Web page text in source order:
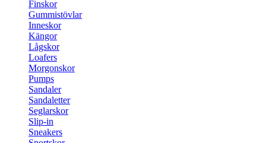
Finskor
Gummistövlar
Inneskor
Kängor
Lågskor
Loafers
Morgonskor
Pumps
Sandaler
Sandaletter
Seglarskor
Slip-in
Sneakers